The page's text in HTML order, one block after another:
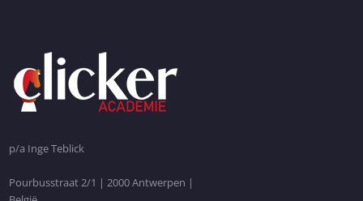
p/a Inge Teblick
Pourbusstraat 2/1 | 2000 Antwerpen |